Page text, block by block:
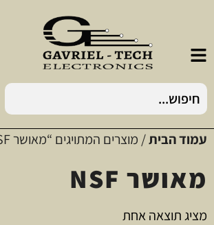
עמוד הבית/ מוצרים המתויגים “מאושר NSF”
מאושר NSF
מציג תוצאה אחת